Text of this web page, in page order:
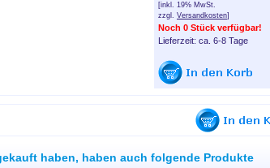
[inkl. 19% MwSt.
zzgl. Versandkosten]
Noch 0 Stück verfügbar!
Lieferzeit: ca. 6-8 Tage
haben, haben auch folgende Produkte